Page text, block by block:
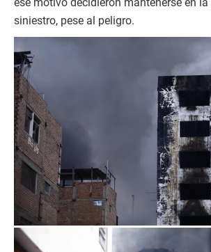
siniestro, pese al peligro.